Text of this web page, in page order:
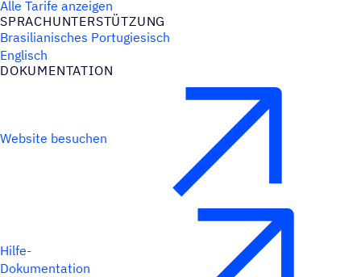
Alle Tarife anzeigen
SPRACH­UN­TER­STÜT­ZUNG
Brasilianisches Portugiesisch
Englisch
DOKU­MEN­TA­TION
Website besuchen
Hilfe-
Dokumentation